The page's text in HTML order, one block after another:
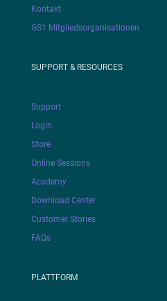
Kontakt
GS1 Mitgliedsorganisationen
SUPPORT & RESOURCES
Support
Login
Store
Online Sessions
Academy
Download Center
Customer Stories
FAQs
PLATTFORM